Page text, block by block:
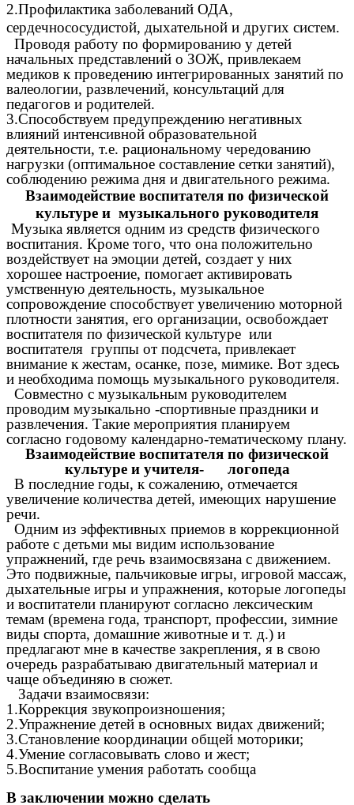
2.Профилактика заболеваний ОДА,
сердечнососудистой, дыхательной и других систем.
Проводя работу по формированию у детей
начальных представлений о ЗОЖ, привлекаем
медиков к проведению интегрированных занятий по
валеологии, развлечений, консультаций для
педагогов и родителей.
3.Способствуем предупреждению негативных
влияний интенсивной образовательной
деятельности, т.е. рациональному чередованию
нагрузки (оптимальное составление сетки занятий),
соблюдению режима дня и двигательного режима.
Взаимодействие воспитателя по физической
культуре и музыкального руководителя
Музыка является одним из средств физического
воспитания. Кроме того, что она положительно
воздействует на эмоции детей, создает у них
хорошее настроение, помогает активировать
умственную деятельность, музыкальное
сопровождение способствует увеличению моторной
плотности занятия, его организации, освобождает
воспитателя по физической культуре или
воспитателя группы от подсчета, привлекает
внимание к жестам, осанке, позе, мимике. Вот здесь
и необходима помощь музыкального руководителя.
Совместно с музыкальным руководителем
проводим музыкально -спортивные праздники и
развлечения. Такие мероприятия планируем
согласно годовому календарно-тематическому плану.
Взаимодействие воспитателя по физической
культуре и учителя- логопеда
В последние годы, к сожалению, отмечается
увеличение количества детей, имеющих нарушение
речи.
Одним из эффективных приемов в коррекционной
работе с детьми мы видим использование
упражнений, где речь взаимосвязана с движением.
Это подвижные, пальчиковые игры, игровой массаж,
дыхательные игры и упражнения, которые логопеды
и воспитатели планируют согласно лексическим
темам (времена года, транспорт, профессии, зимние
виды спорта, домашние животные и т. д.) и
предлагают мне в качестве закрепления, я в свою
очередь разрабатываю двигательный материал и
чаще объединяю в сюжет.
Задачи взаимосвязи:
1.Коррекция звукопроизношения;
2.Упражнение детей в основных видах движений;
3.Становление координации общей моторики;
4.Умение согласовывать слово и жест;
5.Воспитание умения работать сообща
В заключении можно сделать